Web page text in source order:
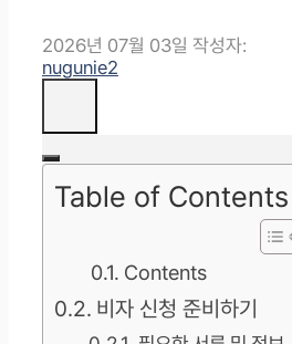
2026년 07월 03일 작성자:
nugunie2
Table of Contents
Contents
비자 신청 준비하기